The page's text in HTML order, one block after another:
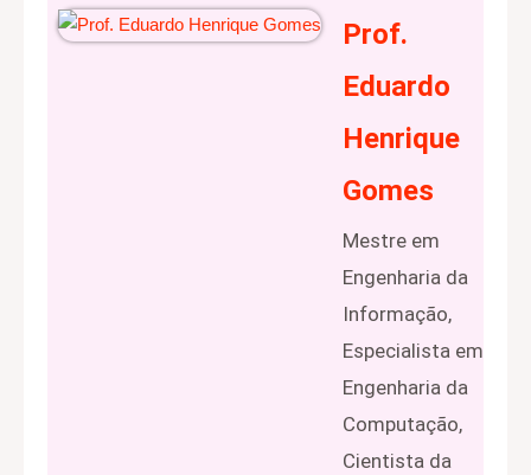
Prof.
Eduardo
Henrique
Gomes
Mestre em
Engenharia da
Informação,
Especialista em
Engenharia da
Computação,
Cientista da